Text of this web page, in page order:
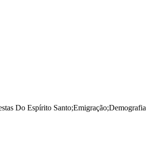
Do Espírito Santo;Emigração;Demografia